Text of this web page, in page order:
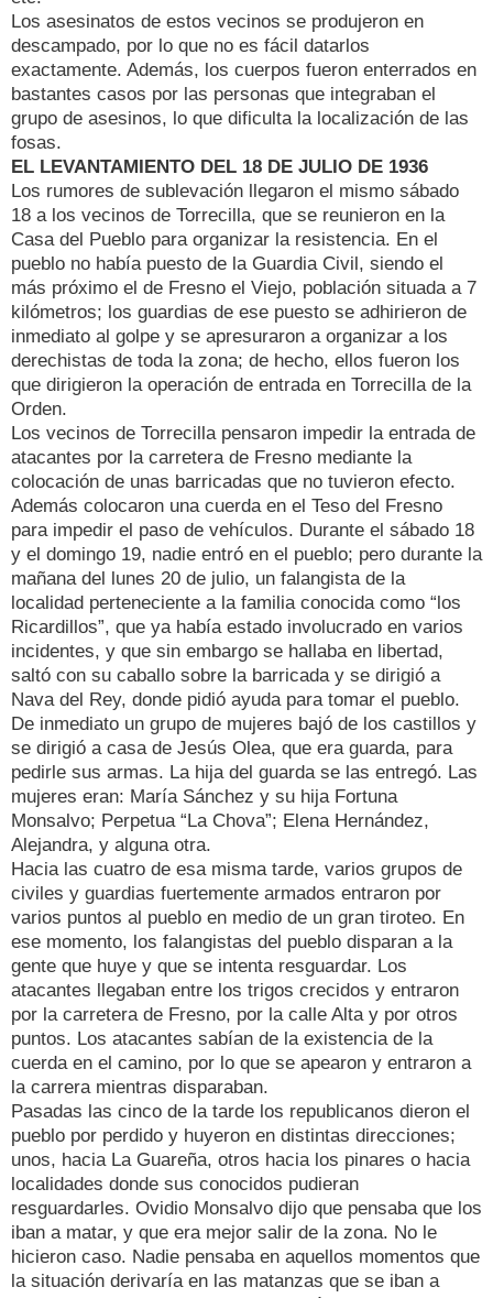
Los asesinatos de estos vecinos se produjeron en
descampado, por lo que no es fácil datarlos
exactamente. Además, los cuerpos fueron enterrados en
bastantes casos por las personas que integraban el
grupo de asesinos, lo que dificulta la localización de las
fosas.
EL LEVANTAMIENTO DEL 18 DE JULIO DE 1936
Los rumores de sublevación llegaron el mismo sábado
18 a los vecinos de Torrecilla, que se reunieron en la
Casa del Pueblo para organizar la resistencia. En el
pueblo no había puesto de la Guardia Civil, siendo el
más próximo el de Fresno el Viejo, población situada a 7
kilómetros; los guardias de ese puesto se adhirieron de
inmediato al golpe y se apresuraron a organizar a los
derechistas de toda la zona; de hecho, ellos fueron los
que dirigieron la operación de entrada en Torrecilla de la
Orden.
Los vecinos de Torrecilla pensaron impedir la entrada de
atacantes por la carretera de Fresno mediante la
colocación de unas barricadas que no tuvieron efecto.
Además colocaron una cuerda en el Teso del Fresno
para impedir el paso de vehículos. Durante el sábado 18
y el domingo 19, nadie entró en el pueblo; pero durante la
mañana del lunes 20 de julio, un falangista de la
localidad perteneciente a la familia conocida como “los
Ricardillos”, que ya había estado involucrado en varios
incidentes, y que sin embargo se hallaba en libertad,
saltó con su caballo sobre la barricada y se dirigió a
Nava del Rey, donde pidió ayuda para tomar el pueblo.
De inmediato un grupo de mujeres bajó de los castillos y
se dirigió a casa de Jesús Olea, que era guarda, para
pedirle sus armas. La hija del guarda se las entregó. Las
mujeres eran: María Sánchez y su hija Fortuna
Monsalvo; Perpetua “La Chova”; Elena Hernández,
Alejandra, y alguna otra.
Hacia las cuatro de esa misma tarde, varios grupos de
civiles y guardias fuertemente armados entraron por
varios puntos al pueblo en medio de un gran tiroteo. En
ese momento, los falangistas del pueblo disparan a la
gente que huye y que se intenta resguardar. Los
atacantes llegaban entre los trigos crecidos y entraron
por la carretera de Fresno, por la calle Alta y por otros
puntos. Los atacantes sabían de la existencia de la
cuerda en el camino, por lo que se apearon y entraron a
la carrera mientras disparaban.
Pasadas las cinco de la tarde los republicanos dieron el
pueblo por perdido y huyeron en distintas direcciones;
unos, hacia La Guareña, otros hacia los pinares o hacia
localidades donde sus conocidos pudieran
resguardarles. Ovidio Monsalvo dijo que pensaba que los
iban a matar, y que era mejor salir de la zona. No le
hicieron caso. Nadie pensaba en aquellos momentos que
la situación derivaría en las matanzas que se iban a